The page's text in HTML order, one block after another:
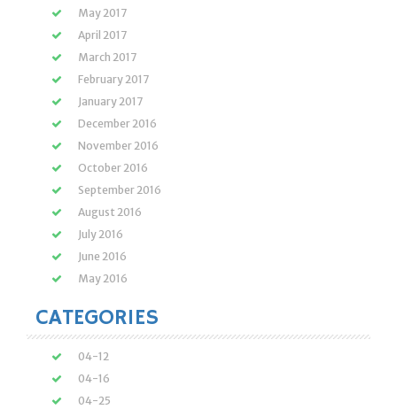
May 2017
April 2017
March 2017
February 2017
January 2017
December 2016
November 2016
October 2016
September 2016
August 2016
July 2016
June 2016
May 2016
CATEGORIES
04-12
04-16
04-25